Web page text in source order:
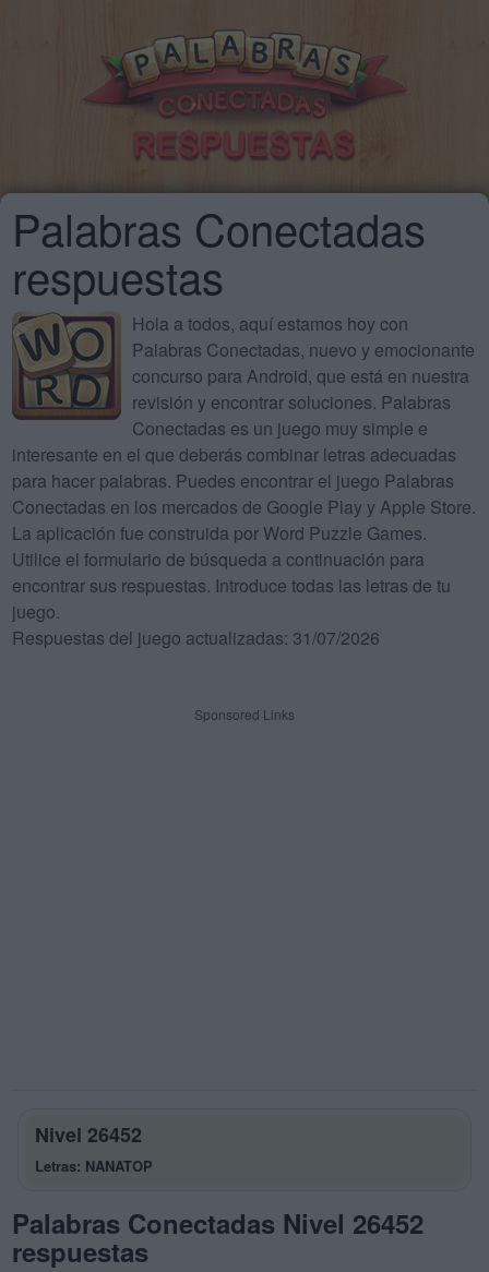
Palabras Conectadas
respuestas
Hola a todos, aquí estamos hoy con
Palabras Conectadas, nuevo y emocionante
concurso para Android, que está en nuestra
revisión y encontrar soluciones. Palabras
Conectadas es un juego muy simple e
interesante en el que deberás combinar letras adecuadas
para hacer palabras. Puedes encontrar el juego Palabras
Conectadas en los mercados de Google Play y Apple Store.
La aplicación fue construida por Word Puzzle Games.
Utilice el formulario de búsqueda a continuación para
encontrar sus respuestas. Introduce todas las letras de tu
juego.
Respuestas del juego actualizadas: 31/07/2026
Sponsored Links
Nivel 26452
Letras: NANATOP
Palabras Conectadas Nivel 26452
respuestas